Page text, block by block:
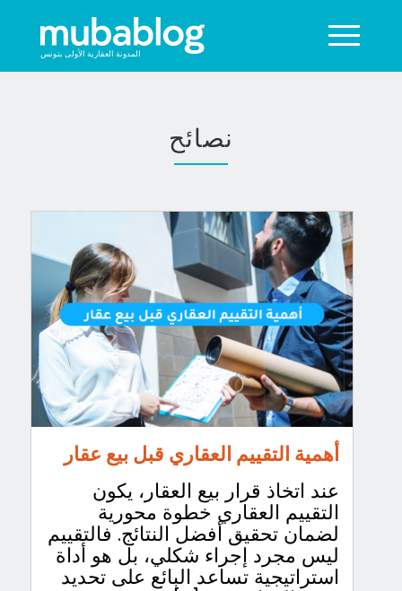
المدونة العقارية الأولى بتونس
نصائح
أهمية التقييم العقاري قبل بيع عقار
عند اتخاذ قرار بيع العقار، يكون
التقييم العقاري خطوة محورية
لضمان تحقيق أفضل النتائج. فالتقييم
ليس مجرد إجراء شكلي، بل هو أداة
استراتيجية تساعد البائع على تحديد